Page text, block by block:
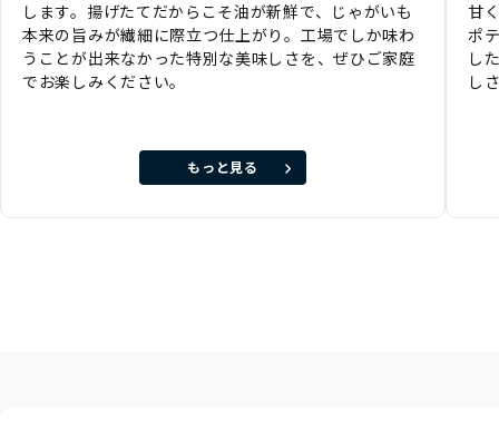
します。揚げたてだからこそ油が新鮮で、じゃがいも
本来の旨みが繊細に際立つ仕上がり。工場でしか味わ
うことが出来なかった特別な美味しさを、ぜひご家庭
でお楽しみください。
もっと見る
甘
ポ
し
し